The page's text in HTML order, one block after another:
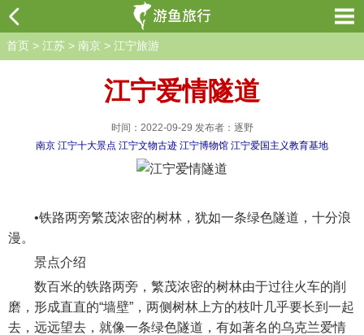
首页 > 江苏 > 南京 > 江宁旅游
江宁爱情隧道
时间：2022-09-29 发布者：逐野
南京 江宁十大景点 江宁文物古迹 江宁博物馆 江宁爱国主义教育基地
•铁路两旁繁茂浓密的树林，犹如一条绿色隧道，十分浪
漫。
景点介绍
数百米的铁路两旁，繁茂浓密的树林由于过往火车的削
磨，形成直直的“墙壁”，两侧树林上方的枝叶几乎要长到一起
去，远远望去，就像一条绿色隧道，有如著名的乌克兰爱情